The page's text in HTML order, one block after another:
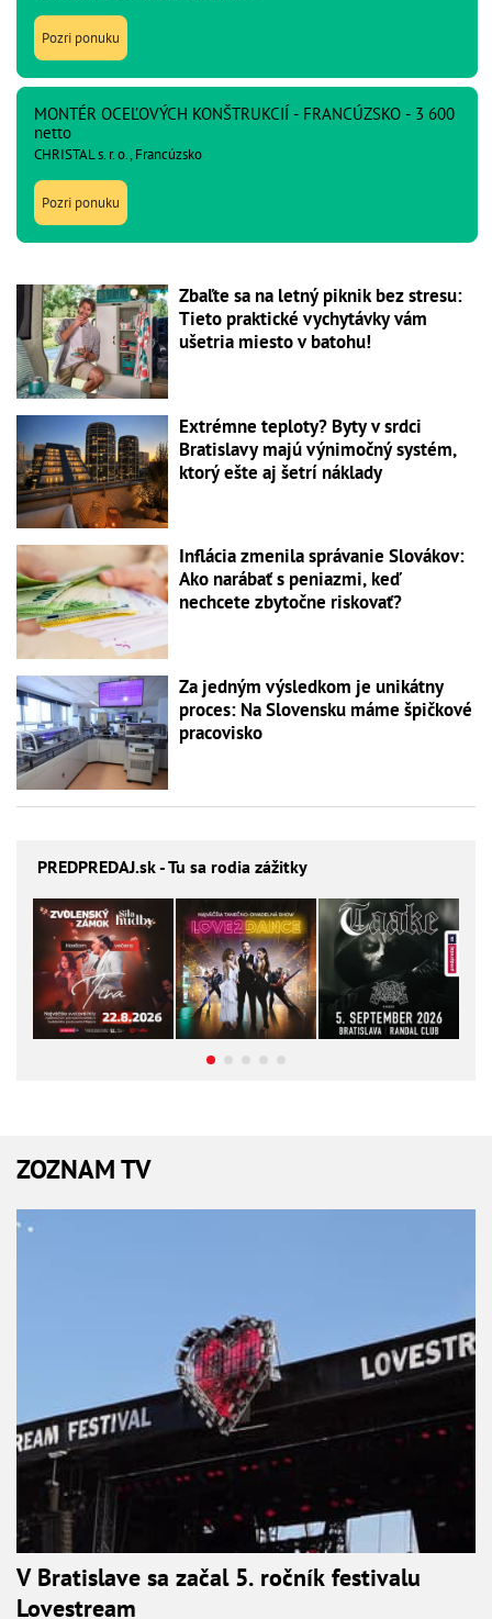
Pozri ponuku
MONTÉR OCEĽOVÝCH KONŠTRUKCIÍ - FRANCÚZSKO - 3 600
netto
CHRISTAL s. r. o., Francúzsko
Pozri ponuku
Zbaľte sa na letný piknik bez stresu:
Tieto praktické vychytávky vám
ušetria miesto v batohu!
Extrémne teploty? Byty v srdci
Bratislavy majú výnimočný systém,
ktorý ešte aj šetrí náklady
Inflácia zmenila správanie Slovákov:
Ako narábať s peniazmi, keď
nechcete zbytočne riskovať?
Za jedným výsledkom je unikátny
proces: Na Slovensku máme špičkové
pracovisko
PREDPREDAJ.sk - Tu sa rodia zážitky
ZOZNAM TV
V Bratislave sa začal 5. ročník festivalu
Lovestream